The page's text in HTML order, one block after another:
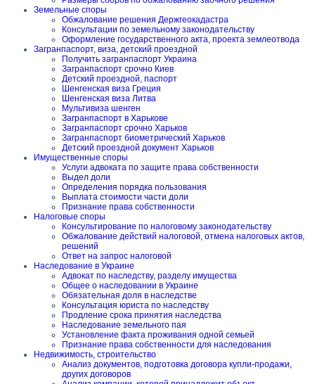
Земельные споры
Обжалование решения Держгеокадастра
Консультации по земельному законодательству
Оформление государственного акта, проекта землеотвода
Загранпаспорт, виза, детский проездной
Получить загранпаспорт Украина
Загранпаспорт срочно Киев
Детский проездной, паспорт
Шенгенская виза Греция
Шенгенская виза Литва
Мультивиза шенген
Загранпаспорт в Харькове
Загранпаспорт срочно Харьков
Загранпаспорт биометрический Харьков
Детский проездной документ Харьков
Имущественные споры
Услуги адвоката по защите права собственности
Выдел доли
Определения порядка пользования
Выплата стоимости части доли
Признание права собственности
Налоговые споры
Консультирование по налоговому законодательству
Обжалование действий налоговой, отмена налоговых актов,
решений
Ответ на запрос налоговой
Наследование в Украине
Адвокат по наследству, разделу имущества
Общее о наследовании в Украине
Обязательная доля в наследстве
Консультация юриста по наследству
Продление срока принятия наследства
Наследование земельного пая
Установление факта проживания одной семьей
Признание права собственности для наследования
Недвижимость, строительство
Анализ документов, подготовка договора купли-продажи,
других договоров